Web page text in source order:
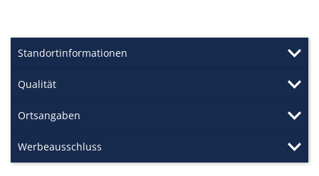
Standortinformationen
Qualität
Ortsangaben
Werbeausschluss